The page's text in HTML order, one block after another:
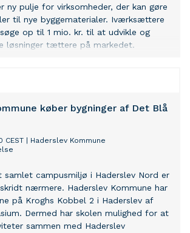
ny pulje for virksomheder, der kan gøre
til nye byggematerialer. Iværksættere
søge op til 1 mio. kr. til at udvikle og
løsninger tættere på markedet.
køber bygninger af Det Blå
CEST
Haderslev Kommune
samlet campusmiljø i Haderslev Nord er
nærmere. Haderslev Kommune har
på Kroghs Kobbel 2 i Haderslev af
Dermed har skolen mulighed for at
sammen med Haderslev